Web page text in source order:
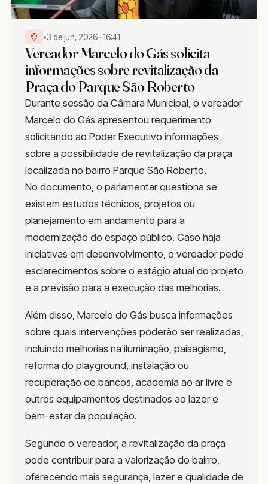
•3 de jun, 2026 · 16:41
Vereador Marcelo do Gás solicita
informações sobre revitalização da
Praça do Parque São Roberto
Durante sessão da Câmara Municipal, o vereador
Marcelo do Gás apresentou requerimento
solicitando ao Poder Executivo informações
sobre a possibilidade de revitalização da praça
localizada no bairro Parque São Roberto.
No documento, o parlamentar questiona se
existem estudos técnicos, projetos ou
planejamento em andamento para a
modernização do espaço público. Caso haja
iniciativas em desenvolvimento, o vereador pede
esclarecimentos sobre o estágio atual do projeto
e a previsão para a execução das melhorias.
Além disso, Marcelo do Gás busca informações
sobre quais intervenções poderão ser realizadas,
incluindo melhorias na iluminação, paisagismo,
reforma do playground, instalação ou
recuperação de bancos, academia ao ar livre e
outros equipamentos destinados ao lazer e
bem-estar da população.
Segundo o vereador, a revitalização da praça
pode contribuir para a valorização do bairro,
oferecendo mais segurança, lazer e qualidade de